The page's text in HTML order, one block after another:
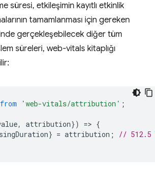
süresi, etkileşimin kayıtlı etkinlik
tamamlanması için gereken
gerçekleşebilecek diğer tüm
süreleri, web-vitals kitaplığı
from 'web-vitals/attribution' ;
, attribution}) => {
} = attribution ;
// 512.5